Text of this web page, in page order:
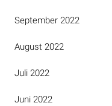
September 2022
August 2022
Juli 2022
Juni 2022